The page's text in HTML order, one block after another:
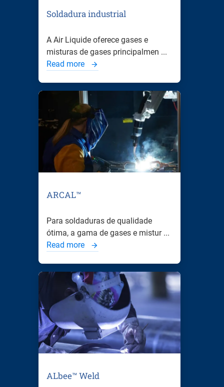
Soldadura industrial
A Air Liquide oferece gases e
misturas de gases principalmen ...
Read more
ARCAL™
Para soldaduras de qualidade
ótima, a gama de gases e mistur ...
Read more
ALbee™ Weld